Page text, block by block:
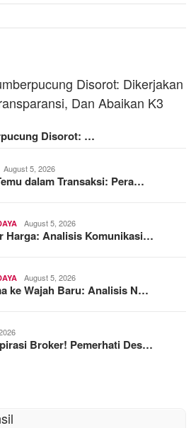
Disorot: …
August 5, 2026
dalam Transaksi: Pera…
August 5, 2026
Harga: Analisis Komunikasi…
August 5, 2026
ke Wajah Baru: Analisis N…
Broker! Pemerhati Des…